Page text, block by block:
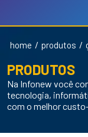
home / produtos /
PRODUTOS
Na Infonew você
tecnologia,
com o melhor